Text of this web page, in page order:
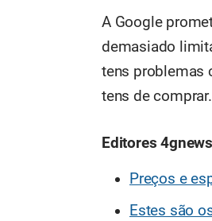
A Google
demasiado
tens problemas
tens de comprar.
Editores
Preços e
Estes são